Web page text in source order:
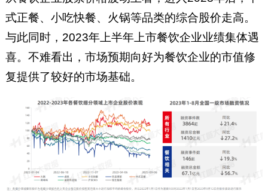
式正餐、小吃快餐、火锅等品类的综合股价走高。
与此同时，2023年上半年上市餐饮企业业绩集体遇
喜。不难看出，市场预期向好为餐饮企业的市值修
复提供了较好的市场基础。